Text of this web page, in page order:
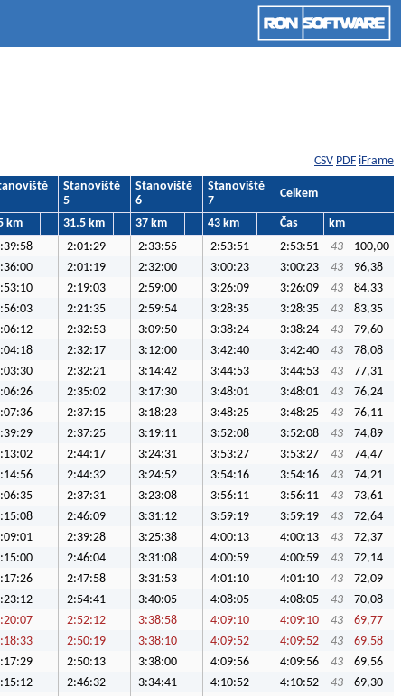
CSV PDF iFrame
Stanoviště
5
Stanoviště
6
Stanoviště
7
Celkem
km 31.5 km 37 km 43 km Čas
km
2:01:29 2:33:55 2:53:51 2:53:51 43
100,00
2:01:19 2:32:00 3:00:23 3:00:23 43
96,38
2:19:03 2:59:00 3:26:09 3:26:09 43
84,33
2:21:35 2:59:54 3:28:35 3:28:35 43
83,35
2:32:53 3:09:50 3:38:24 3:38:24 43
79,60
2:32:17 3:12:00 3:42:40 3:42:40 43
78,08
2:32:21 3:14:42 3:44:53 3:44:53 43
77,31
2:35:02 3:17:30 3:48:01 3:48:01 43
76,24
2:37:15 3:18:23 3:48:25 3:48:25 43
76,11
2:37:25 3:19:11 3:52:08 3:52:08 43
74,89
2:44:17 3:24:31 3:53:27 3:53:27 43
74,47
2:44:32 3:24:52 3:54:16 3:54:16 43
74,21
2:37:31 3:23:08 3:56:11 3:56:11 43
73,61
2:46:09 3:31:12 3:59:19 3:59:19 43
72,64
2:39:28 3:25:38 4:00:13 4:00:13 43
72,37
2:46:04 3:31:08 4:00:59 4:00:59 43
72,14
2:47:58 3:31:53 4:01:10 4:01:10 43
72,09
2:54:41 3:40:05 4:08:05 4:08:05 43
70,08
2:52:12 3:38:58 4:09:10 4:09:10 43
69,77
2:50:19 3:38:10 4:09:52 4:09:52 43
69,58
2:50:13 3:38:00 4:09:56 4:09:56 43
69,56
2:46:32 3:34:41 4:10:52 4:10:52 43
69,30